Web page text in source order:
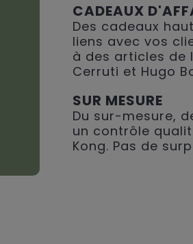
CADEAUX
Des cadeaux
liens avec vos
à des articles de
Cerruti et Hugo
SUR MESURE
Du sur-mesure,
un contrôle
Kong. Pas de